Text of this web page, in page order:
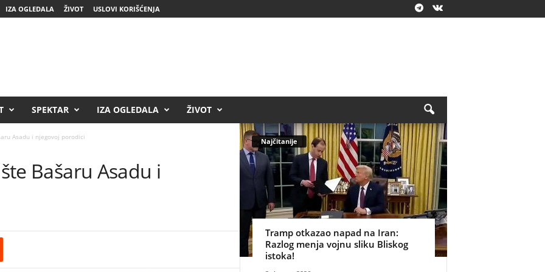
IZA OGLEDALA ŽIVOT USLOVI KORIŠĆENJA
SPEKTAR IZA OGLEDALA ŽIVOT
Asadu i njegovoj porodici
Bašaru Asadu i
Najčitanije
Tramp otkazao napad na Iran:
Razlog menja vojnu sliku Bliskog
istoka!